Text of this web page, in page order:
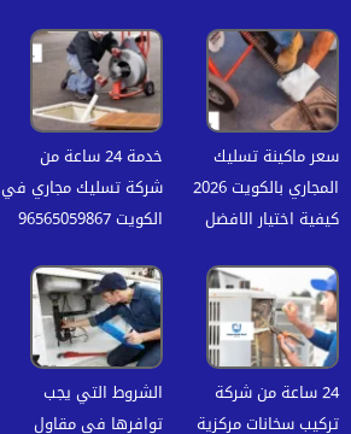
سعر ماكينة تسليك
المجاري بالكويت 2026
كيفية اختيار الافضل
خدمة 24 ساعة من
شركة تسليك مجاري في
الكويت 96565059867
24 ساعة من شركة
تركيب سخانات مركزية
الشروط التي يجب
توافرها في مقاول